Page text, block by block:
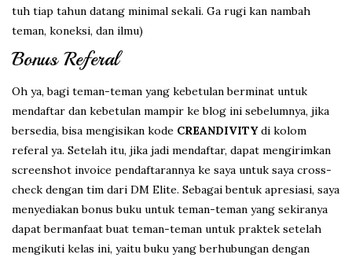
tuh tiap tahun datang minimal sekali. Ga rugi kan nambah
teman, koneksi, dan ilmu)
Bonus Referal
Oh ya, bagi teman-teman yang kebetulan berminat untuk
mendaftar dan kebetulan mampir ke blog ini sebelumnya, jika
bersedia, bisa mengisikan kode CREANDIVITYdi kolom
referal ya. Setelah itu, jika jadi mendaftar, dapat mengirimkan
screenshot invoice pendaftarannya ke saya untuk saya cross-
check dengan tim dari DM Elite. Sebagai bentuk apresiasi, saya
menyediakan bonus buku untuk teman-teman yang sekiranya
dapat bermanfaat buat teman-teman untuk praktek setelah
mengikuti kelas ini, yaitu buku yang berhubungan dengan